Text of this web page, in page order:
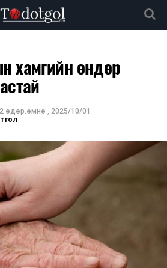
хамгийн өндөр
өдөр.өмнө , 2025/10/01